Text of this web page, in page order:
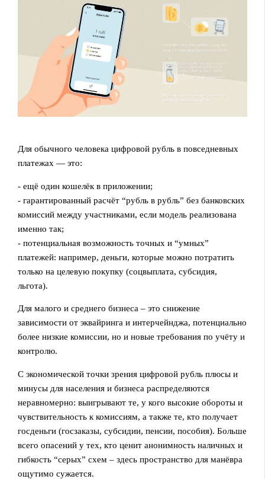
Для обычного человека цифровой рубль в повседневных
платежах — это:
- ещё один кошелёк в приложении;
- гарантированный расчёт “рубль в рубль” без банковских
комиссий между участниками, если модель реализована
именно так;
- потенциальная возможность точных и “умных”
платежей: например, деньги, которые можно потратить
только на целевую покупку (соцвыплата, субсидия,
льгота).
Для малого и среднего бизнеса – это снижение
зависимости от эквайринга и интерчейнджа, потенциально
более низкие комиссии, но и новые требования по учёту и
контролю.
С экономической точки зрения цифровой рубль плюсы и
минусы для населения и бизнеса распределяются
неравномерно: выигрывают те, у кого высокие обороты и
чувствительность к комиссиям, а также те, кто получает
госденьги (госзаказы, субсидии, пенсии, пособия). Больше
всего опасений у тех, кто ценит анонимность наличных и
гибкость “серых” схем – здесь пространство для манёвра
ощутимо сужается.